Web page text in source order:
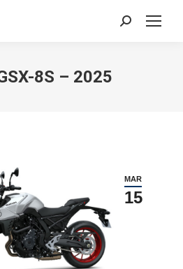
Search:
8S – 2025
MAR
15